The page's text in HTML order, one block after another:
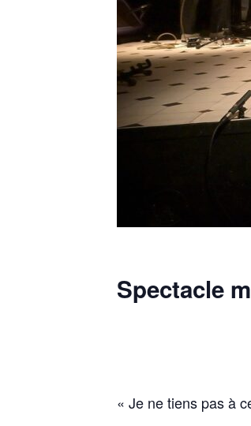
Spectacle
« Je ne tiens pas à